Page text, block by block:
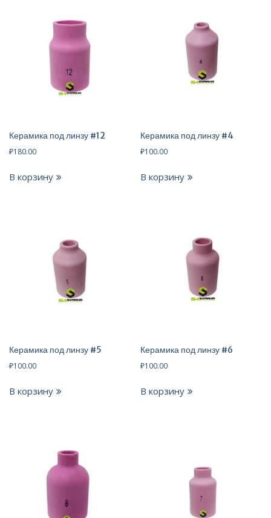
Керамика под линзу #12
₽180.00
В корзину
Керамика под линзу #4
₽100.00
В корзину
Керамика под линзу #5
₽100.00
В корзину
Керамика под линзу #6
₽100.00
В корзину